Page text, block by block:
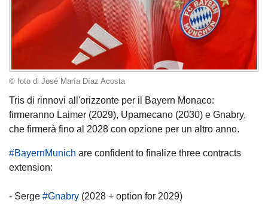
© foto di José María Díaz Acosta
Tris di rinnovi all'orizzonte per il Bayern Monaco:
firmeranno Laimer (2029), Upamecano (2030) e Gnabry,
che firmerà fino al 2028 con opzione per un altro anno.
#BayernMunich are confident to finalize three contracts
extension:
- Serge #Gnabry (2028 + option for 2029)